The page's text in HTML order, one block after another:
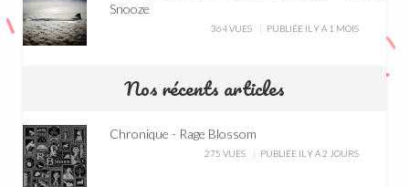
Snooze
364 VUES PUBLIÉE IL Y A 1 MOIS
Nos récents articles
Chronique - Rage Blossom
275 VUES PUBLIÉE IL Y A 2 JOURS